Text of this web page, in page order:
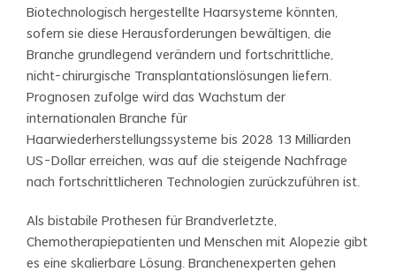
Biotechnologisch hergestellte Haarsysteme könnten,
sofern sie diese Herausforderungen bewältigen, die
Branche grundlegend verändern und fortschrittliche,
nicht-chirurgische Transplantationslösungen liefern.
Prognosen zufolge wird das Wachstum der
internationalen Branche für
Haarwiederherstellungssysteme bis 2028 13 Milliarden
US-Dollar erreichen, was auf die steigende Nachfrage
nach fortschrittlicheren Technologien zurückzuführen ist.
Als bistabile Prothesen für Brandverletzte,
Chemotherapiepatienten und Menschen mit Alopezie gibt
es eine skalierbare Lösung. Branchenexperten gehen